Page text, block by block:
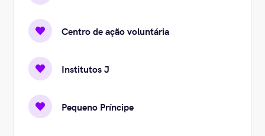
Centro de ação voluntária
Institutos J
Pequeno Príncipe